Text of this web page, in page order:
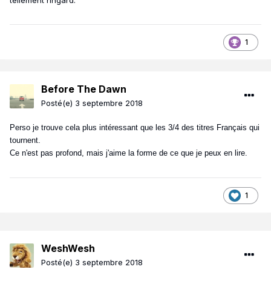
1
Before The Dawn
Posté(e) 3 septembre 2018
Perso je trouve cela plus intéressant que les 3/4 des titres Français qui
tournent.
Ce n'est pas profond, mais j'aime la forme de ce que je peux en lire.
1
WeshWesh
Posté(e) 3 septembre 2018